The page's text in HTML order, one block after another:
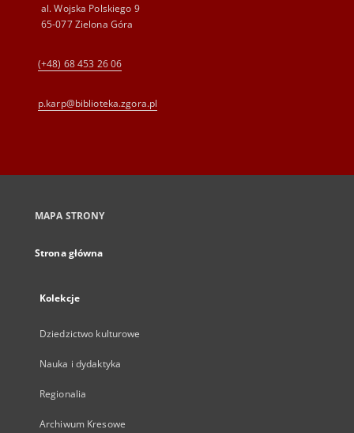
al. Wojska Polskiego 9
65-077 Zielona Góra
(+48) 68 453 26 06
p.karp@biblioteka.zgora.pl
MAPA STRONY
Strona główna
Kolekcje
Dziedzictwo kulturowe
Nauka i dydaktyka
Regionalia
Archiwum Kresowe